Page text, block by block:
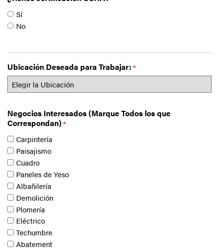
Sí
No
Ubicación Deseada para Trabajar: *
Negocios Interesados (Marque Todos los que
Correspondan)*
Carpintería
Paisajismo
Cuadro
Paneles de Yeso
Albañilería
Demolición
Plomería
Eléctrico
Techumbre
Abatement